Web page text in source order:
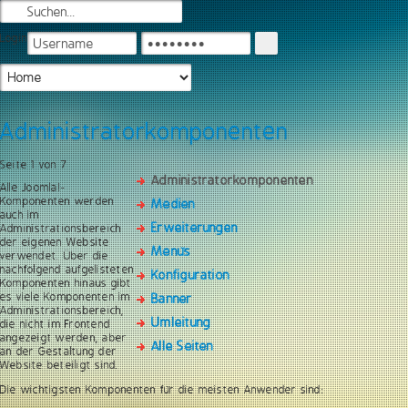
Login
Administratorkomponenten
Administratorkomponenten
Medien
Erweiterungen
Menüs
Konfiguration
Banner
Umleitung
Alle Seiten
Seite 1 von 7
Alle Joomla!-
Komponenten werden
auch im
Administrationsbereich
der eigenen Website
verwendet. Über die
nachfolgend aufgelisteten
Komponenten hinaus gibt
es viele Komponenten im
Administrationsbereich,
die nicht im Frontend
angezeigt werden, aber
an der Gestaltung der
Website beteiligt sind.
Die wichtigsten Komponenten für die meisten Anwender sind: